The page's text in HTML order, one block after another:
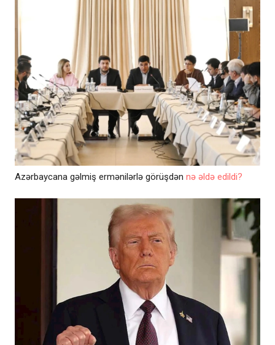
Azərbaycana gəlmiş ermənilərlə görüşdən nə əldə edildi?